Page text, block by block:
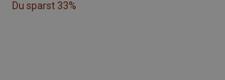
Du sparst 33%